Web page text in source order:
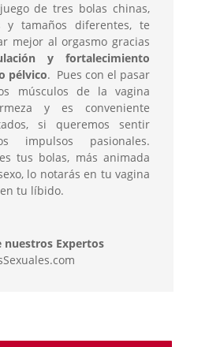
de tres bolas chinas,
y tamaños diferentes, te
mejor al orgasmo gracias
y fortalecimiento
pélvico. Pues con el pasar
músculos de la vagina
y es conveniente
si queremos sentir
impulsos pasionales.
tus bolas, más animada
lo notarás en tu vagina
tu líbido.
nuestros Expertos